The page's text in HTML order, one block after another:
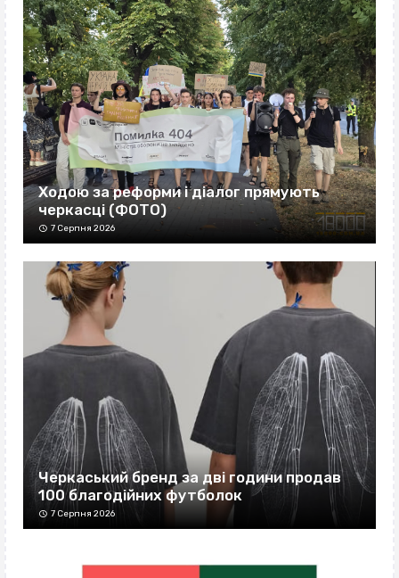
Ходою за реформи і діалог прямують
черкасці (ФОТО)
7 Серпня 2026
Черкаський бренд за дві години продав
100 благодійних футболок
7 Серпня 2026